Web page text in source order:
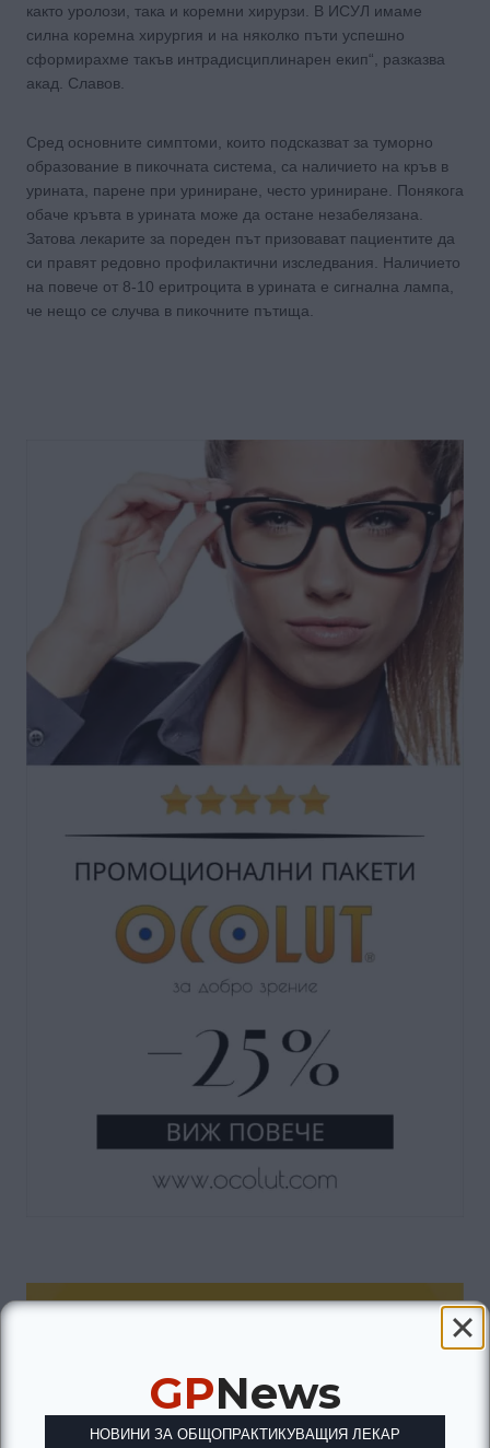
както уролози, така и коремни хирурзи. В ИСУЛ имаме
силна коремна хирургия и на няколко пъти успешно
сформирахме такъв интрадисциплинарен екип“, разказва
акад. Славов.
Сред основните симптоми, които подсказват за туморно
образование в пикочната система, са наличието на кръв в
урината, парене при уриниране, често уриниране. Понякога
обаче кръвта в урината може да остане незабелязана.
Затова лекарите за пореден път призовават пациентите да
си правят редовно профилактични изследвания. Наличието
на повече от 8-10 еритроцита в урината е сигнална лампа,
че нещо се случва в пикочните пътища.
GPNews
НОВИНИ ЗА ОБЩОПРАКТИКУВАЩИЯ ЛЕКАР